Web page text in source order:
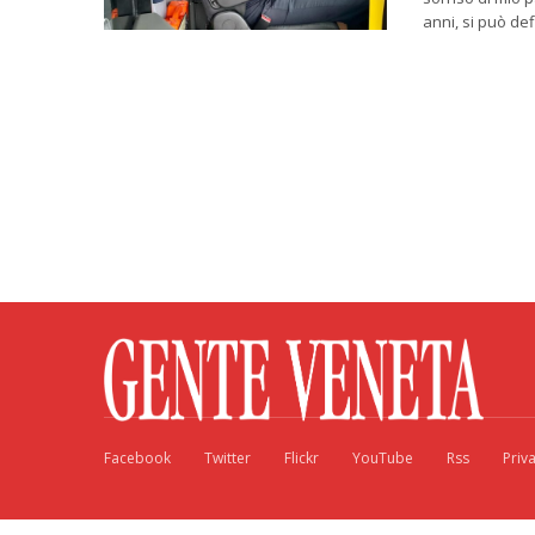
anni, si può
Facebook Twitter Flickr YouTube Rss